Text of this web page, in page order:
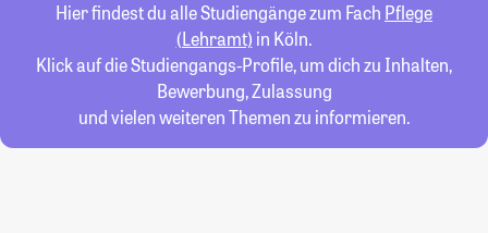
Hier findest du alle Studiengänge zum Fach Pflege
(Lehramt) in Köln.
Klick auf die Studiengangs-Profile, um dich zu Inhalten,
Bewerbung, Zulassung
und vielen weiteren Themen zu informieren.